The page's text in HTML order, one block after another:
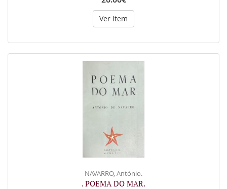
Ver Item
NAVARRO, António.
. POEMA DO MAR.